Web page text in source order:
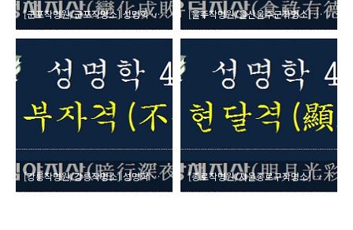
[군포작명원/군포작명소] 성명학 49획수 (凶) 흉망격(凶妄格) 변화성패지상(變化成敗之象) [울주작명원/울산울주군작명소] 성명학 48획수 (吉) 유덕격(有德格) 식록유덕지상(食祿有德之象)
[강릉작명원/강릉작명소] 성명학 46획수 (凶) 부지격(不知格) 암행심야지상(暗行深夜之象) [종로작명원/서울종로구작명소] 성명학 45획수 (吉) 현달격(顯達格) 명월광채지상(明月光彩之象)